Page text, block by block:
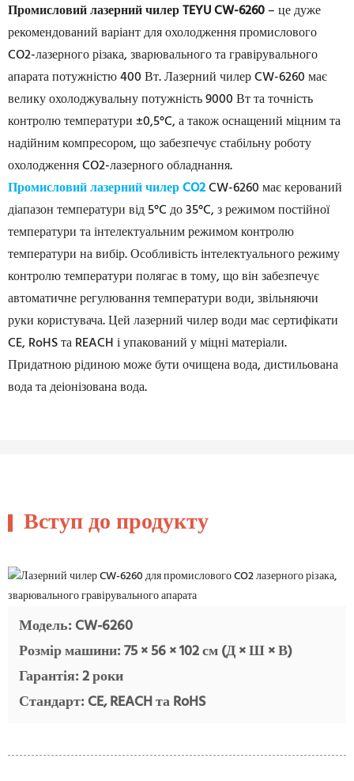
Промисловий лазерний чилер TEYU CW-6260– це дуже
рекомендований варіант для охолодження промислового
CO2-лазерного різака, зварювального та гравірувального
апарата потужністю 400 Вт. Лазерний чилер CW-6260 має
велику охолоджувальну потужність 9000 Вт та точність
контролю температури ±0,5°C, а також оснащений міцним та
надійним компресором, що забезпечує стабільну роботу
охолодження CO2-лазерного обладнання.
Промисловий лазерний чилер CO2CW-6260 має керований
діапазон температури від 5°C до 35°C, з режимом постійної
температури та інтелектуальним режимом контролю
температури на вибір. Особливість інтелектуального режиму
контролю температури полягає в тому, що він забезпечує
автоматичне регулювання температури води, звільняючи
руки користувача. Цей лазерний чилер води має сертифікати
CE, RoHS та REACH і упакований у міцні матеріали.
Придатною рідиною може бути очищена вода, дистильована
вода та деіонізована вода.
Вступ до продукту
Модель: CW-6260
Розмір машини: 75 × 56 × 102 см (Д × Ш × В)
Гарантія: 2 роки
Стандарт: CE, REACH та RoHS